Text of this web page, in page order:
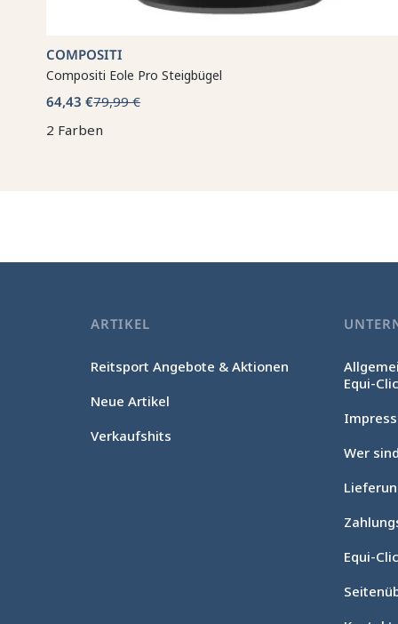
COMPOSITI
Compositi Eole Pro Steigbügel
64,43 €79,99 €
2 Farben
ARTIKEL
Reitsport Angebote & Aktionen
Neue Artikel
Verkaufshits
Equi-
Wer
Equi-